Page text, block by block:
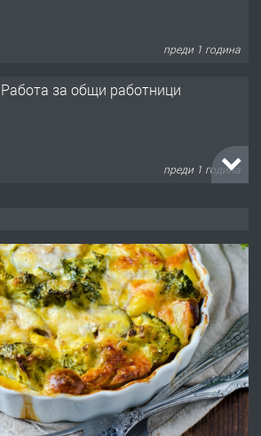
преди 1 година
Работа за общи работници
преди 1 година
преди 1 година
Монтажник на малки детайли за
медицинската индустрия
преди 1 година